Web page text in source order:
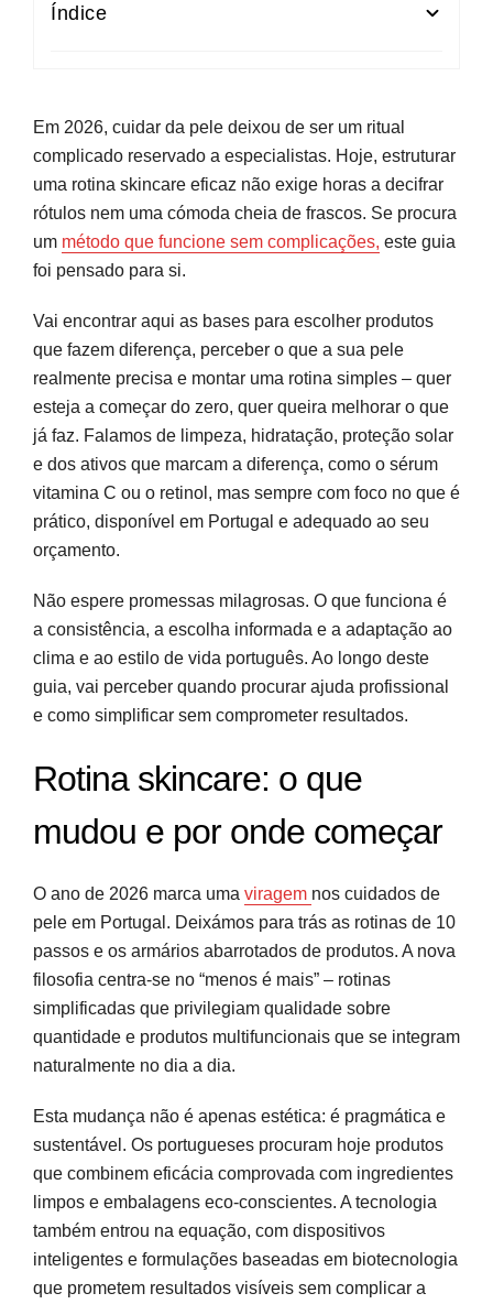
Índice
Conhecer a sua pele: base de qualquer boa
rotina
Rotina de skincare de dia: passo a passo
essencial
Esfoliação: frequência e timing
Atenção com a combinação de ativos
Máscaras faciais: quando e como
Ordem de aplicação na noite de tratamento
Skincare inteligente: adaptar a rotina ao seu
Quando procurar ajuda profissional:
dermatologia e estética em Portugal
Perguntas frequentes
Fontes e referências
Em 2026, cuidar da pele deixou de ser um ritual
complicado reservado a especialistas. Hoje, estruturar
uma rotina skincare eficaz não exige horas a decifrar
rótulos nem uma cómoda cheia de frascos. Se procura
um método que funcione sem complicações, este guia
foi pensado para si.
Vai encontrar aqui as bases para escolher produtos
que fazem diferença, perceber o que a sua pele
realmente precisa e montar uma rotina simples – quer
esteja a começar do zero, quer queira melhorar o que
já faz. Falamos de limpeza, hidratação, proteção solar
e dos ativos que marcam a diferença, como o sérum
vitamina C ou o retinol, mas sempre com foco no que é
prático, disponível em Portugal e adequado ao seu
orçamento.
Não espere promessas milagrosas. O que funciona é
a consistência, a escolha informada e a adaptação ao
clima e ao estilo de vida português. Ao longo deste
guia, vai perceber quando procurar ajuda profissional
e como simplificar sem comprometer resultados.
Rotina skincare: o que
mudou e por onde começar
O ano de 2026 marca uma viragem nos cuidados de
pele em Portugal. Deixámos para trás as rotinas de 10
passos e os armários abarrotados de produtos. A nova
filosofia centra-se no “menos é mais” – rotinas
simplificadas que privilegiam qualidade sobre
quantidade e produtos multifuncionais que se integram
naturalmente no dia a dia.
Esta mudança não é apenas estética: é pragmática e
sustentável. Os portugueses procuram hoje produtos
que combinem eficácia comprovada com ingredientes
limpos e embalagens eco-conscientes. A tecnologia
também entrou na equação, com dispositivos
inteligentes e formulações baseadas em biotecnologia
que prometem resultados visíveis sem complicar a